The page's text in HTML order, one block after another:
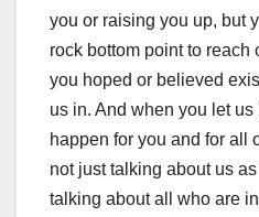
you or raising you up, but
rock bottom point to reach
you hoped or believed
us in. And when you let
happen for you and for all
not just talking about us
talking about all who are